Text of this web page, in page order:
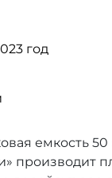
год
емкость
производит